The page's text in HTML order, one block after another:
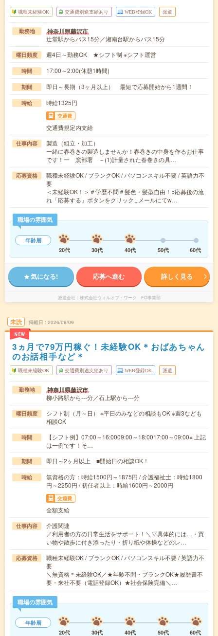
職種未経験OK 交通費別途支給あり WEB登録OK 派遣
勤務地 神奈川県藤沢市
辻堂駅からバス15分／湘南台駅からバス15分
曜日頻度 週4日～勤務OK ★シフト制 ※シフト運営
時間 17:00～2:00(休憩1時間)
期間 即日～長期（3ヶ月以上） 最短で応募開始から1週間！
時給 時給1325円
交通費
交通費規定内支給
仕事内容
製造（組立・加工）
一緒に春巻きの製造しませんか！春巻きの中身を作るお仕事
です！ー 窯部署 －(1)計量された春巻きの具…
応募資格
職種未経験OK / ブランクOK / パソコンスキル不要 / 英語力不
要
＜未経験OK！＞＃学歴不問＃髪色・髪型自由！○応募後の流
れ「応募する」ボタンをクリック↓メールにてw…
職場の雰囲気
年齢層
20代
30代 40代 50代 60代
気になる! 応募へ進む 詳しく見る
派遣会社 株式会社ウィルオブ・ワーク FO事業部
未読
NEW
掲載日 2026/08/09
3ヵ月で79万円稼ぐ！未経験OK＊おばあちゃん
のお話相手など＊
職種未経験OK 交通費別途支給あり WEB登録OK 派遣
勤務地 神奈川県藤沢市
柳小路駅から---分／石上駅から---分
曜日頻度
シフト制（月～日） ※平日のみなどの相談もOK ※週3なども
相談OK
時間
【シフト例】07:00～16:0009:00～18:0017:00～09:00※ 上記
は一例です！そ…
期間 即日～2ヶ月以上 ■開始日の相談OK！
時給
無資格の方：時給1500円～1875円 / 介護福祉士：時給1800
円～2250円 / 初任者以上：時給1600円～2000円
交通費
全額支給
仕事内容
介護関連
／利用者の方の日常生活をサポート！＼▽具体的には…・買
い物や散歩に付き添ったり・折り紙や体操などのレ…
応募資格
職種未経験OK / ブランクOK / パソコンスキル不要 / 英語力不
要
＼無資格＊未経験OK／★年齢不問・ブランクOK★履歴書不
要・来社不要（電話登録OK）★社会保険完備＼…
職場の雰囲気
年齢層
20代
30代 40代 50代 60代